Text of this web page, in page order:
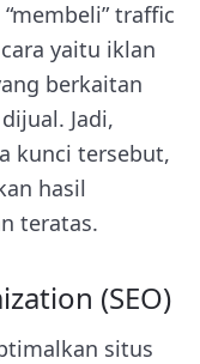
traffic
yaitu iklan
berkaitan
Jadi,
kunci tersebut,
hasil
teratas.
(SEO)
situs